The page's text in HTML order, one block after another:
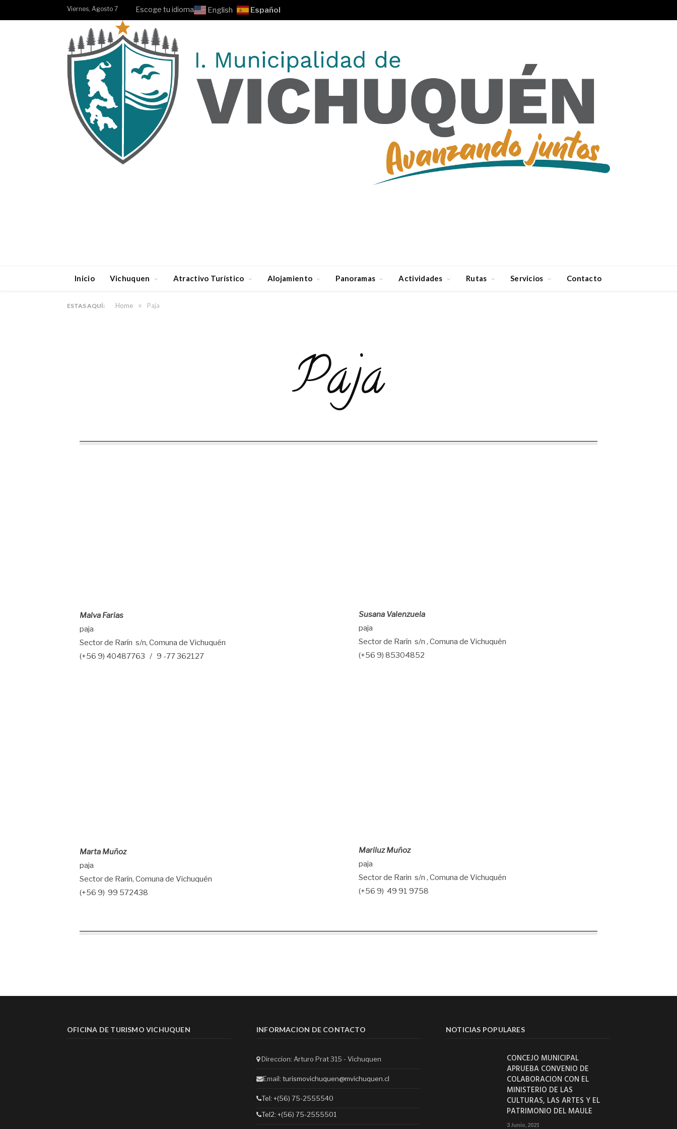
Viernes, Agosto 7 Escoge tu idioma English Español
Inicio Vichuquen Atractivo Turístico Alojamiento Panoramas Actividades Rutas Servicios Contacto
ESTAS AQUÍ: Home » Paja
Paja
Malva Farias
paja
Sector de Rarín s/n, Comuna de Vichuquén
(+56 9) 40487763 / 9 -77 362127
Susana Valenzuela
paja
Sector de Rarín s/n , Comuna de Vichuquén
(+56 9) 85304852
Marta Muñoz
paja
Sector de Rarín, Comuna de Vichuquén
(+56 9) 99 572438
Mariluz Muñoz
paja
Sector de Rarin s/n , Comuna de Vichuquén
(+56 9) 49 91 9758
OFICINA DE TURISMO VICHUQUEN INFORMACION DE CONTACTO
Direccion: Arturo Prat 315 - Vichuquen
Email: turismovichuquen@mvichuquen.cl
Tel: +(56) 75-2555540
Tel2: +(56) 75-2555501
NOTICIAS POPULARES
CONCEJO MUNICIPAL
APRUEBA CONVENIO DE
COLABORACION CON EL
MINISTERIO DE LAS
CULTURAS, LAS ARTES Y EL
PATRIMONIO DEL MAULE
3 Junio, 2021